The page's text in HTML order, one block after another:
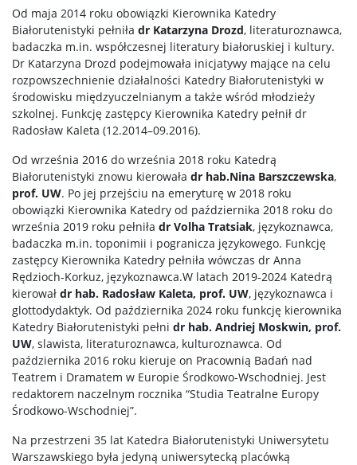
Od maja 2014 roku obowiązki Kierownika Katedry
Białorutenistyki pełniła dr Katarzyna Drozd, literaturoznawca,
badaczka m.in. współczesnej literatury białoruskiej i kultury.
Dr Katarzyna Drozd podejmowała inicjatywy mające na celu
rozpowszechnienie działalności Katedry Białorutenistyki w
środowisku międzyuczelnianym a także wśród młodzieży
szkolnej. Funkcję zastępcy Kierownika Katedry pełnił dr
Radosław Kaleta (12.2014–09.2016).
Od września 2016 do września 2018 roku Katedrą
Białorutenistyki znowu kierowała dr hab.Nina Barszczewska,
prof. UW. Po jej przejściu na emeryturę w 2018 roku
obowiązki Kierownika Katedry od października 2018 roku do
września 2019 roku pełniła dr Volha Tratsiak, językoznawca,
badaczka m.in. toponimii i pogranicza językowego. Funkcję
zastępcy Kierownika Katedry pełniła wówczas dr Anna
Rędzioch-Korkuz, językoznawca.W latach 2019-2024 Katedrą
kierował dr hab. Radosław Kaleta, prof. UW, językoznawca i
glottodydaktyk. Od października 2024 roku funkcję kierownika
Katedry Białorutenistyki pełni dr hab. Andriej Moskwin, prof.
UW, slawista, literaturoznawca, kulturoznawca. Od
października 2016 roku kieruje on Pracownią Badań nad
Teatrem i Dramatem w Europie Środkowo-Wschodniej. Jest
redaktorem naczelnym rocznika “Studia Teatralne Europy
Środkowo-Wschodniej”.
Na przestrzeni 35 lat Katedra Białorutenistyki Uniwersytetu
Warszawskiego była jedyną uniwersytecką placówką